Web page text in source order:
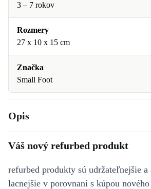
3 – 7 rokov
Rozmery
27 x 10 x 15 cm
Značka
Small Foot
Opis
Váš nový refurbed produkt
refurbed produkty sú udržateľnejšie a
lacnejšie v porovnaní s kúpou